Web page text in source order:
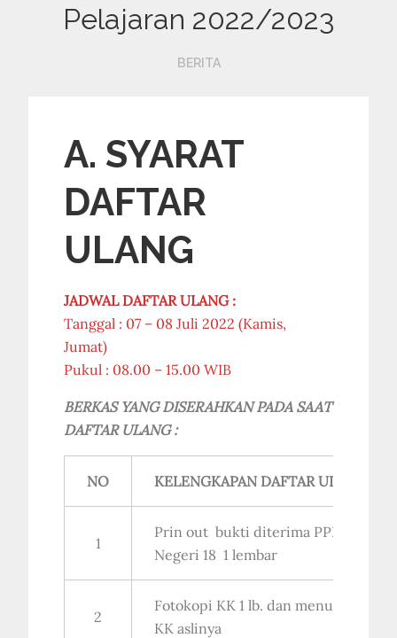
Pelajaran 2022/2023
BERITA
A. SYARAT
DAFTAR
ULANG
JADWAL DAFTAR ULANG :
Tanggal : 07 – 08 Juli 2022 (Kamis,
Jumat)
Pukul : 08.00 – 15.00 WIB
BERKAS YANG DISERAHKAN PADA SAAT
DAFTAR ULANG :
NO KELENGKAPAN DAFTAR ULANG
1
Prin out bukti diterima PPDB di
Negeri 18 1 lembar
2
Fotokopi KK 1 lb. dan menunjukkan
KK aslinya